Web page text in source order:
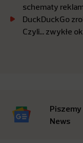
schematy
DuckDuckGo
Czyli… zwykłe
News